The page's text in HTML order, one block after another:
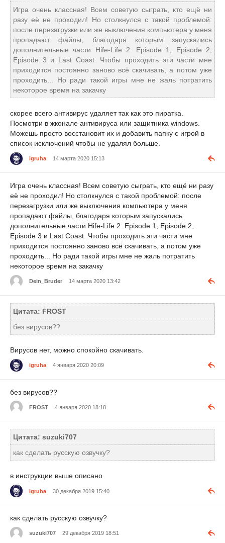
Игра очень классная! Всем советую сыграть, кто ещё ни
разу её не проходил! Но столкнулся с такой проблемой:
после перезагрузки или же выключения компьютера у меня
пропадают файлы, благодаря которым запускались
дополнительные части Hife-Life 2: Episode 1, Episode 2,
Episode 3 и Last Coast. Чтобы проходить эти части мне
приходится постоянно заново всё скачивать, а потом уже
проходить... Но ради такой игры мне не жаль потратить
некоторое время на закачку
скорее всего антивирус удаляет так как это пиратка.
Посмотри в жконале антивируса или защитника windows.
Можешь просто восстановит их и добавить папку с игрой в
список исключений чтобы не удалял больше.
igruha 14 марта 2020 15:13
Игра очень классная! Всем советую сыграть, кто ещё ни разу
её не проходил! Но столкнулся с такой проблемой: после
перезагрузки или же выключения компьютера у меня
пропадают файлы, благодаря которым запускались
дополнительные части Hife-Life 2: Episode 1, Episode 2,
Episode 3 и Last Coast. Чтобы проходить эти части мне
приходится постоянно заново всё скачивать, а потом уже
проходить... Но ради такой игры мне не жаль потратить
некоторое время на закачку
Dein_Bruder 14 марта 2020 13:42
Цитата: FROST
без вирусов??
Вирусов нет, можно спокойно скачивать.
igruha 4 января 2020 20:09
без вирусов??
FROST 4 января 2020 18:18
Цитата: suzuki707
как сделать русскую озвучку?
в инструкции выше описано
igruha 30 декабря 2019 15:40
как сделать русскую озвучку?
suzuki707 29 декабря 2019 18:51